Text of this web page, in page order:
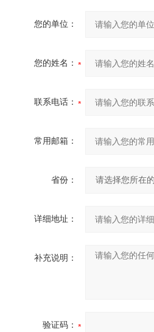
您的单位：
您的姓名：
联系电话：
常用邮箱：
省份：
详细地址：
补充说明：
验证码：